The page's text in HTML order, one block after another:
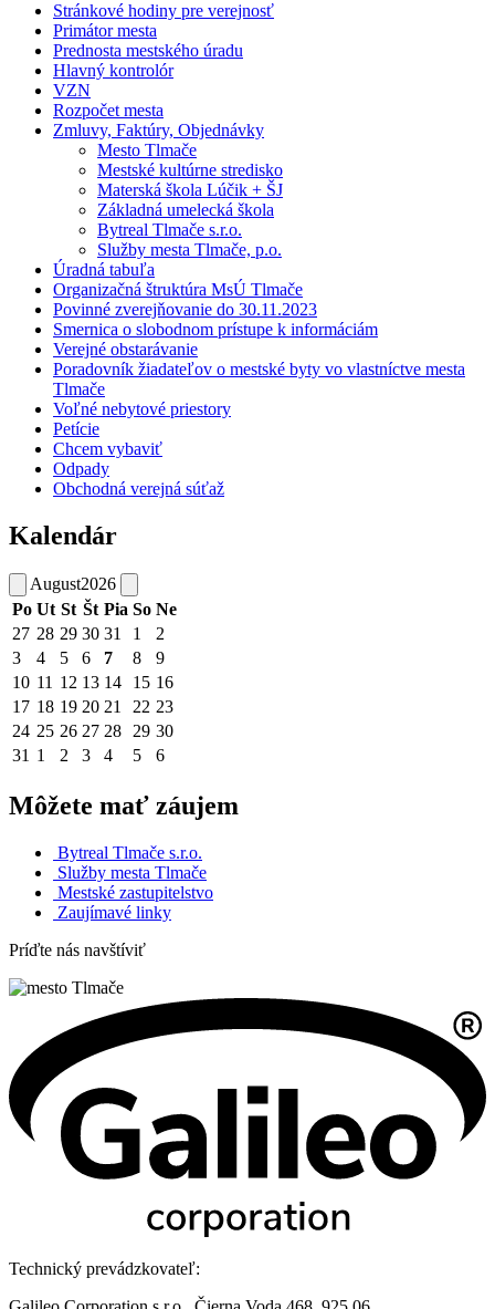
Stránkové hodiny pre verejnosť
Primátor mesta
Prednosta mestského úradu
Hlavný kontrolór
VZN
Rozpočet mesta
Zmluvy, Faktúry, Objednávky
Mesto Tlmače
Mestské kultúrne stredisko
Materská škola Lúčik + ŠJ
Základná umelecká škola
Bytreal Tlmače s.r.o.
Služby mesta Tlmače, p.o.
Úradná tabuľa
Organizačná štruktúra MsÚ Tlmače
Povinné zverejňovanie do 30.11.2023
Smernica o slobodnom prístupe k informáciám
Verejné obstarávanie
Poradovník žiadateľov o mestské byty vo vlastníctve mesta
Tlmače
Voľné nebytové priestory
Petície
Chcem vybaviť
Odpady
Obchodná verejná súťaž
Kalendár
August2026
Po Ut St Št Pia So Ne
27 28 29 30 31 1
2
3
4 5 6 7 8
9
10 11 12 13 14 15 16
17 18 19 20 21 22 23
24 25 26 27 28 29 30
31 1 2 3 4 5 6
Môžete mať záujem
Bytreal Tlmače s.r.o.
Služby mesta Tlmače
Mestské zastupitelstvo
Zaujímavé linky
Príďte nás navštíviť
Technický prevádzkovateľ: